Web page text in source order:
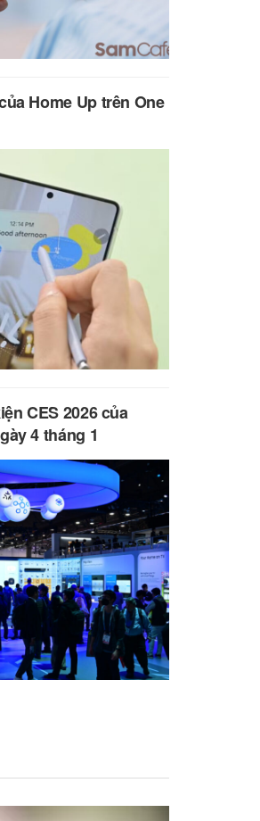
Home Up trên One
CES 2026 của
4 tháng 1